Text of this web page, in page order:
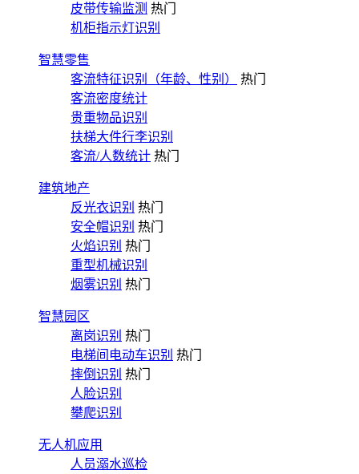
皮带传输监测 热门
机柜指示灯识别
智慧零售
客流特征识别（年龄、性别）
热门
客流密度统计
贵重物品识别
扶梯大件行李识别
客流/人数统计 热门
建筑地产
反光衣识别 热门
安全帽识别 热门
火焰识别 热门
重型机械识别
烟雾识别 热门
智慧园区
离岗识别 热门
电梯间电动车识别 热门
摔倒识别 热门
人脸识别
攀爬识别
无人机应用
人员溺水巡检